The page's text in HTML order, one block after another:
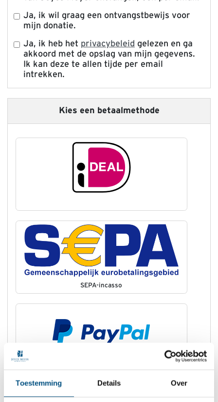
Toestemming Details Over
Ja, ik wil graag een ontvangstbewijs voor
mijn donatie.
Ja, ik heb het privacybeleid gelezen en ga
akkoord met de opslag van mijn gegevens.
Ik kan deze te allen tijde per email
intrekken.
Kies een betaalmethode
SEPA-incasso